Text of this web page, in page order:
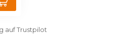
auf Trustpilot